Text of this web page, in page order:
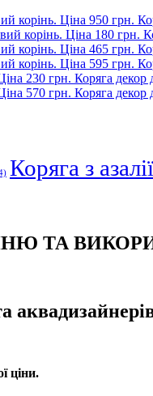
Коряга декор
Коряга декор
Коряга з
ТА
ціни.